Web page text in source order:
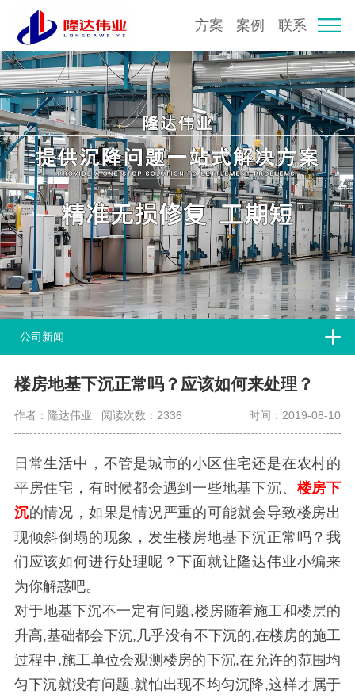
方案 案例 联系
公司新闻
楼房地基下沉正常吗？应该如何来处理？
作者：隆达伟业 阅读次数：2336 时间：2019-08-10
日常生活中，不管是城市的小区住宅还是在农村的
平房住宅，有时候都会遇到一些地基下沉、 楼房下
沉的情况，如果是情况严重的可能就会导致楼房出
现倾斜倒塌的现象，发生楼房地基下沉正常吗？我
们应该如何进行处理呢？下面就让隆达伟业小编来
为你解惑吧。
对于地基下沉不一定有问题,楼房随着施工和楼层的
升高,基础都会下沉,几乎没有不下沉的,在楼房的施工
过程中,施工单位会观测楼房的下沉,在允许的范围均
匀下沉就没有问题,就怕出现不均匀沉降,这样才属于